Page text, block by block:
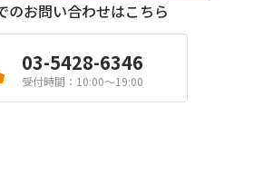
のお問い合わせはこちら
03-5428-6346
受付時間：10:00〜19:00